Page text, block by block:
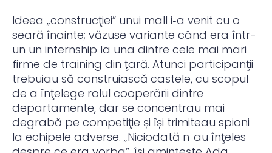
Ideea „construcţiei” unui mall i‑a venit cu o
seară înainte; văzuse variante când era într-
un un internship la una dintre cele mai mari
firme de training din ţară. Atunci participanţii
trebuiau să construiască castele, cu scopul
de a înţelege rolul cooperării dintre
departamente, dar se concentrau mai
degrabă pe competiţie și își trimiteau spioni
la echipele adverse. „Niciodată n‑au înţeles